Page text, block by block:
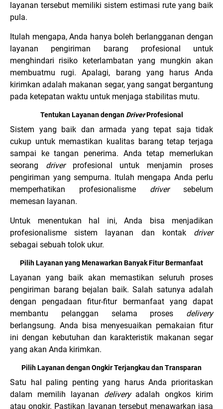
layanan tersebut memiliki sistem estimasi rute yang baik
pula.
Itulah mengapa, Anda hanya boleh berlangganan dengan
layanan pengiriman barang profesional untuk
menghindari risiko keterlambatan yang mungkin akan
membuatmu rugi. Apalagi, barang yang harus Anda
kirimkan adalah makanan segar, yang sangat bergantung
pada ketepatan waktu untuk menjaga stabilitas mutu.
Tentukan Layanan dengan DriverProfesional
Sistem yang baik dan armada yang tepat saja tidak
cukup untuk memastikan kualitas barang tetap terjaga
sampai ke tangan penerima. Anda tetap memerlukan
seorang driver profesional untuk menjamin proses
pengiriman yang sempurna. Itulah mengapa Anda perlu
memperhatikan profesionalisme driver sebelum
memesan layanan.
Untuk menentukan hal ini, Anda bisa menjadikan
profesionalisme sistem layanan dan kontak driver
sebagai sebuah tolok ukur.
Pilih Layanan yang Menawarkan Banyak Fitur Bermanfaat
Layanan yang baik akan memastikan seluruh proses
pengiriman barang bejalan baik. Salah satunya adalah
dengan pengadaan fitur-fitur bermanfaat yang dapat
membantu pelanggan selama proses delivery
berlangsung. Anda bisa menyesuaikan pemakaian fitur
ini dengan kebutuhan dan karakteristik makanan segar
yang akan Anda kirimkan.
Pilih Layanan dengan Ongkir Terjangkau dan Transparan
Satu hal paling penting yang harus Anda prioritaskan
dalam memilih layanan delivery adalah ongkos kirim
atau ongkir. Pastikan layanan tersebut menawarkan jasa